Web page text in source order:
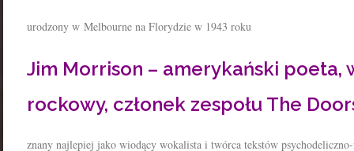
urodzony w Melbourne na Florydzie w 1943 roku
Jim Morrison – amerykański poeta,
rockowy, członek zespołu The
znany najlepiej jako wiodący wokalista i twórca tekstów